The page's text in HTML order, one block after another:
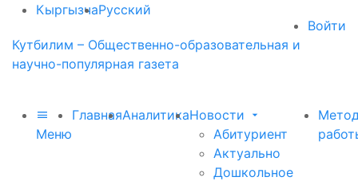
КыргызчаРусский
Войти
Кутбилим – Общественно-образовательная и
научно-популярная газета
Меню
ГлавнаяАналитикаНовости
Абитуриент
Актуально
Дошкольное